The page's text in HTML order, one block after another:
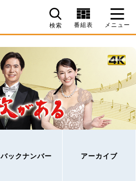
検索 番組表 メニュー
バックナンバー アーカイブ